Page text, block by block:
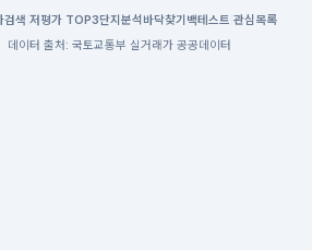
검색 저평가 TOP3단지분석 바닥찾기 백테스트 관심목록
데이터 출처: 국토교통부 실거래가 공공데이터